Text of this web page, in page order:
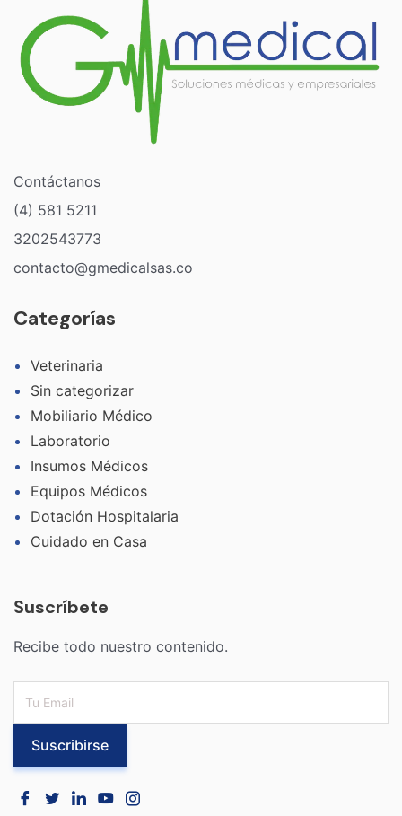
Contáctanos
(4) 581 5211
3202543773
contacto@gmedicalsas.co
Categorías
Veterinaria
Sin categorizar
Mobiliario Médico
Laboratorio
Insumos Médicos
Equipos Médicos
Dotación Hospitalaria
Cuidado en Casa
Suscríbete
Recibe todo nuestro contenido.
Suscribirse